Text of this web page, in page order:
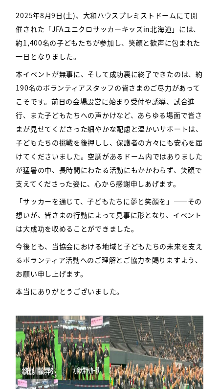
2025年8月9日(土)、大和ハウスプレミストドームにて開
催された「JFAユニクロサッカーキッズin北海道」には、
約1,400名の子どもたちが参加し、笑顔と歓声に包まれた
一日となりました。
本イベントが無事に、そして成功裏に終了できたのは、 約
190名のボランティアスタッフの皆さまのご尽力があって
こそです。 前日の会場設営に始まり受付や誘導、試合進
行、また子どもたちへの声かけなど、 あらゆる場面で皆さ
まが見せてくださった細やかな配慮と温かいサポートは、
子どもたちの挑戦を後押しし、保護者の方々にも安心を届
けてくださいました。 空調があるドーム内ではありました
が猛暑の中、長時間にわたる活動にもかかわらず、 笑顔で
支えてくださった姿に、心から感謝申しあげます。
「サッカーを通じて、子どもたちに夢と笑顔を」——その
想いが、皆さまの行動によって見事に形となり、イベント
は大成功を収めることができました。
今後とも、当協会における地域と子どもたちの未来を支え
るボランティア活動へのご理解とご協力を賜りますよう、
お願い申し上げます。
本当にありがとうございました。